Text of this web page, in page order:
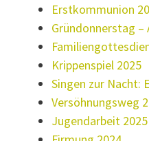
Erstkommunion
Gründonnerstag –
Krippenspiel 2025
Singen zur Nacht:
Versöhnungsweg
Jugendarbeit 2025